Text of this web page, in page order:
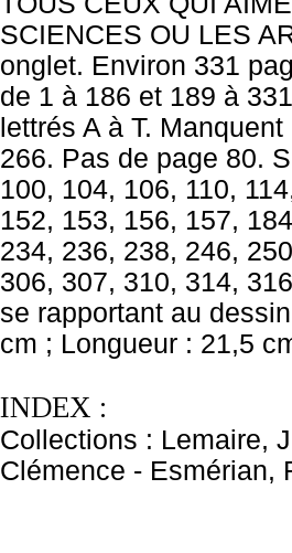
SCIENCES OU LES
onglet. Environ 331
de 1 à 186 et 189 à
lettrés A à T.
266. Pas de page 80.
100, 104, 106, 110,
152, 153, 156, 157,
234, 236, 238, 246,
306, 307, 310, 314,
se rapportant au
cm ; Longueur : 21,5
INDEX :
Collections : Lemaire,
Clémence - Esmérian,